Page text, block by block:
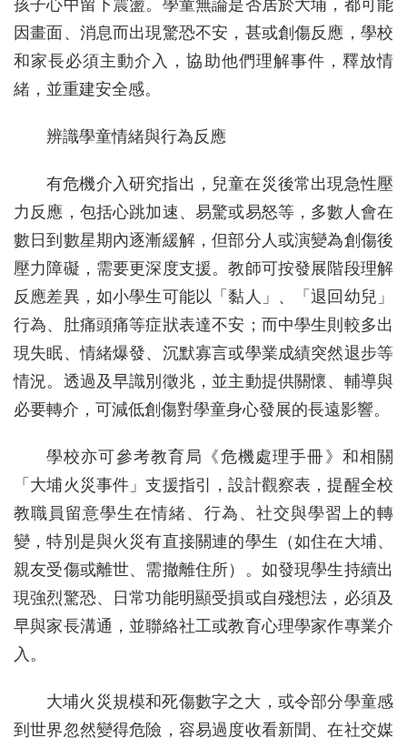
孩子心中留下震盪。學童無論是否居於大埔，都可能
因畫面、消息而出現驚恐不安，甚或創傷反應，學校
和家長必須主動介入，協助他們理解事件，釋放情
緒，並重建安全感。
辨識學童情緒與行為反應
有危機介入研究指出，兒童在災後常出現急性壓
力反應，包括心跳加速、易驚或易怒等，多數人會在
數日到數星期內逐漸緩解，但部分人或演變為創傷後
壓力障礙，需要更深度支援。教師可按發展階段理解
反應差異，如小學生可能以「黏人」、「退回幼兒」
行為、肚痛頭痛等症狀表達不安；而中學生則較多出
現失眠、情緒爆發、沉默寡言或學業成績突然退步等
情況。透過及早識別徵兆，並主動提供關懷、輔導與
必要轉介，可減低創傷對學童身心發展的長遠影響。
學校亦可參考教育局《危機處理手冊》和相關
「大埔火災事件」支援指引，設計觀察表，提醒全校
教職員留意學生在情緒、行為、社交與學習上的轉
變，特別是與火災有直接關連的學生（如住在大埔、
親友受傷或離世、需撤離住所）。如發現學生持續出
現強烈驚恐、日常功能明顯受損或自殘想法，必須及
早與家長溝通，並聯絡社工或教育心理學家作專業介
入。
大埔火災規模和死傷數字之大，或令部分學童感
到世界忽然變得危險，容易過度收看新聞、在社交媒